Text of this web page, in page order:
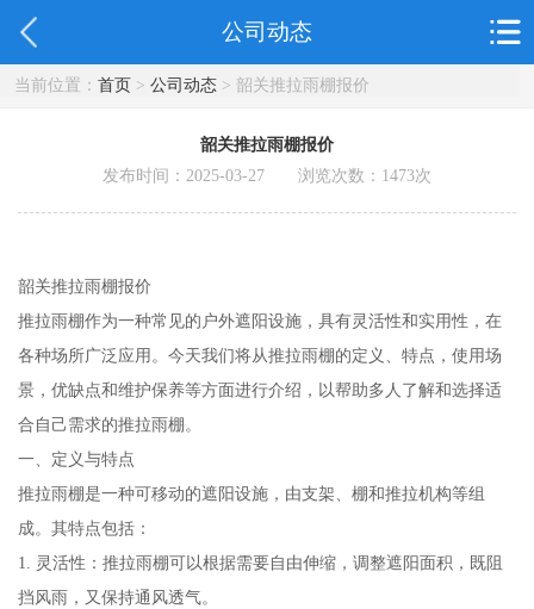
公司动态
当前位置： 首页> 公司动态> 韶关推拉雨棚报价
韶关推拉雨棚报价
发布时间：2025-03-27 浏览次数： 1473次
韶关推拉雨棚报价
推拉雨棚作为一种常见的户外遮阳设施，具有灵活性和实用性，在
各种场所广泛应用。今天我们将从推拉雨棚的定义、特点，使用场
景，优缺点和维护保养等方面进行介绍，以帮助多人了解和选择适
合自己需求的推拉雨棚。
一、定义与特点
推拉雨棚是一种可移动的遮阳设施，由支架、棚和推拉机构等组
成。其特点包括：
1. 灵活性：推拉雨棚可以根据需要自由伸缩，调整遮阳面积，既阻
挡风雨，又保持通风透气。